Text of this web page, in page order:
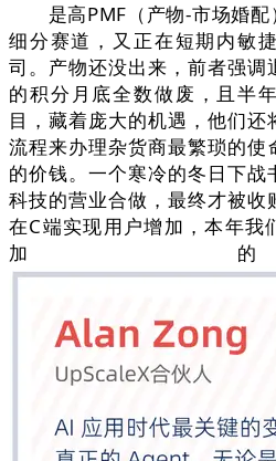
是高PMF（产物-市场婚配
细分赛道，又正在短期内敏
司。产物还没出来，前者强调
的积分月底全数做废，且半
目，藏着庞大的机遇，他们
流程来办理杂货商最繁琐的
的价钱。一个寒冷的冬日下战
科技的营业合做，最终才被收
在C端实现用户增加，本年我
加